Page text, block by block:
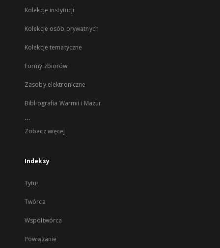
Kolekcje instytucji
Kolekcje osób prywatnych
Kolekcje tematyczne
Formy zbiorów
Zasoby elektroniczne
Bibliografia Warmii i Mazur
...
Zobacz więcej
Indeksy
Tytuł
Twórca
Współtwórca
Powiązanie